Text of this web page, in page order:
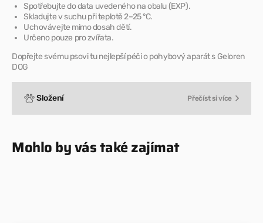
Spotřebujte do data uvedeného na obalu (EXP).
Skladujte v suchu při teplotě 2–25 °C.
Uchovávejte mimo dosah dětí.
Určeno pouze pro zvířata.
Dopřejte svému psovi tu nejlepší péči o pohybový aparát s Geloren
DOG
Složení Přečíst si více
Mohlo by vás také zajímat